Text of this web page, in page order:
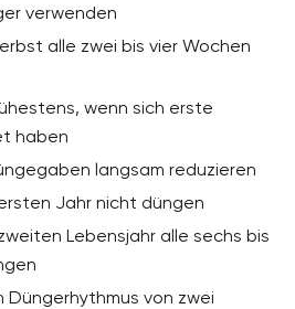
verwenden
alle zwei bis vier Wochen
wenn sich erste
haben
langsam reduzieren
Jahr nicht düngen
Lebensjahr alle sechs bis
Düngerhythmus von zwei